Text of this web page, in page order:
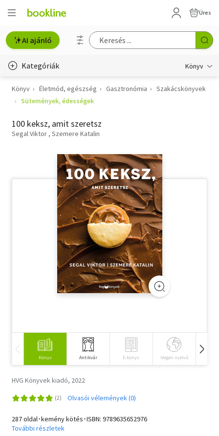
Üres
AI ajánló
Kategóriák Könyv
Életmód, egészség
Gyermek- és ifjúsági
Hobbi, szabadidő
Szótár, nyelvkönyv
Tankönyv, segédkönyv
Társadalomtudomány
Könyv Életmód, egészség Gasztronómia
Szakácskönyvek
Sütemények, édességek
100 keksz, amit szeretsz
Segal Viktor Szemere Katalin
Könyv Antikvár E-könyv Idegen nyelvű
HVG Könyvek kiadó, 2022
Olvasói vélemények (0)
287 oldal･kemény kötés･ISBN: 9789635652976
További részletek